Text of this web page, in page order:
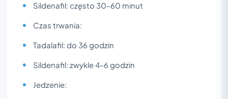
Sildenafil: często 30–60 minut
Czas trwania:
Tadalafil: do 36 godzin
Sildenafil: zwykle 4–6 godzin
Jedzenie: